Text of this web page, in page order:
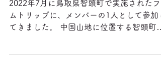
ポート
2022年7月に鳥取県智頭町で実施されたフ